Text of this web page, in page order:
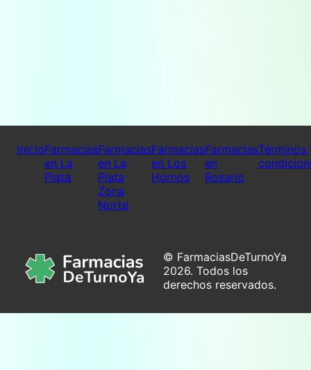
InicioFarmacias
en La
Plata
Farmacias
en La
Plata
Zona
Norte
Farmacias
en Los
Hornos
Farmacias
en
Rosario
Términos
© FarmaciasDeTurnoYa
2026. Todos los
derechos reservados.